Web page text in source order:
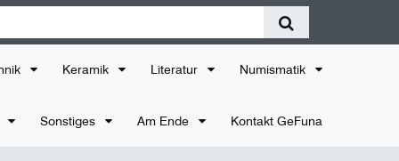
Keramik Literatur Numismatik
Sonstiges Am Ende Kontakt GeFuna